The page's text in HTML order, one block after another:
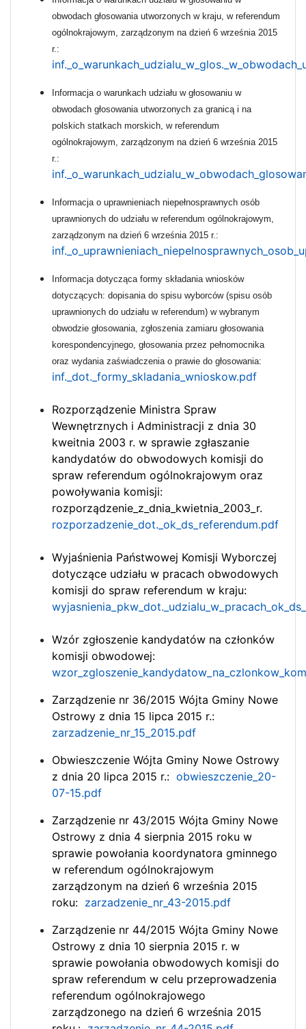
obwodach głosowania utworzonych w kraju, w referendum
ogólnokrajowym, zarządzonym na dzień 6 września 2015
r.:
Informacja o warunkach udziału w głosowaniu w
obwodach głosowania utworzonych za granicą i na
polskich statkach morskich, w referendum
ogólnokrajowym, zarządzonym na dzień 6 września 2015
r.:
Informacja o uprawnieniach niepełnosprawnych osób
uprawnionych do udziału w referendum ogólnokrajowym,
zarządzonym na dzień 6 września 2015 r.:
Informacja dotycząca formy składania wniosków
dotyczących: dopisania do spisu wyborców (spisu osób
uprawnionych do udziału w referendum) w wybranym
obwodzie głosowania, zgłoszenia zamiaru głosowania
korespondencyjnego, głosowania przez pełnomocnika
oraz wydania zaświadczenia o prawie do głosowania:
inf._dot._formy_skladania_wnioskow.pdf
Rozporządzenie Ministra Spraw
Wewnętrznych i Administracji z dnia 30
kweitnia 2003 r. w sprawie zgłaszanie
kandydatów do obwodowych komisji do
spraw referendum ogólnokrajowym oraz
powoływania komisji:
rozporządzenie_z_dnia_kwietnia_2003_r.
rozporzadzenie_dot._ok_ds_referendum.pdf
Wyjaśnienia Państwowej Komisji Wyborczej
dotyczące udziału w pracach obwodowych
komisji do spraw referendum w kraju:
Wzór zgłoszenie kandydatów na członków
komisji obwodowej:
Zarządzenie nr 36/2015 Wójta Gminy Nowe
Ostrowy z dnia 15 lipca 2015 r.:
zarzadzenie_nr_15_2015.pdf
Obwieszczenie Wójta Gminy Nowe Ostrowy
z dnia 20 lipca 2015 r.: obwieszczenie_20-
07-15.pdf
Zarządzenie nr 43/2015 Wójta Gminy Nowe
Ostrowy z dnia 4 sierpnia 2015 roku w
sprawie powołania koordynatora gminnego
w referendum ogólnokrajowym
zarządzonym na dzień 6 września 2015
roku: zarzadzenie_nr_43-2015.pdf
Zarządzenie nr 44/2015 Wójta Gminy Nowe
Ostrowy z dnia 10 sierpnia 2015 r. w
sprawie powołania obwodowych komisji do
spraw referendum w celu przeprowadzenia
referendum ogólnokrajowego
zarządzonego na dzień 6 września 2015